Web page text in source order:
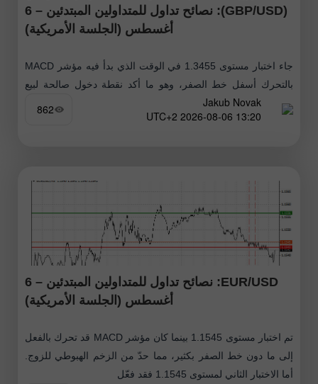
(GBP/USD): نصائح تداول للمتداولين المبتدئين – 6
أغسطس (الجلسة الأمريكية)
جاء اختبار مستوى 1.3455 في الوقت الذي بدأ فيه مؤشر MACD
بالتحرك أسفل خط الصفر، وهو ما أكد نقطة دخول صالحة لبيع
الجنيه الإسترليني. ومع ذلك، لم يتمكن الزوج
Jakub Novak
13:20 2026-08-06 UTC+2
862
EUR/USD: نصائح تداول للمتداولين المبتدئين – 6
أغسطس (الجلسة الأمريكية)
تم اختبار مستوى 1.1545 بينما كان مؤشر MACD قد تحرك بالفعل
إلى ما دون خط الصفر بكثير، مما حدّ من الزخم الهبوطي للزوج.
أما الاختبار الثاني لمستوى 1.1545 فقد فعّل